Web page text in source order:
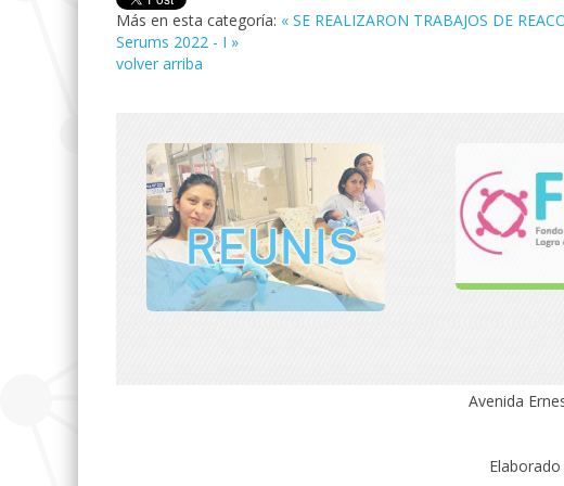
Más en esta categoría: « SE REALIZARON TRABAJOS DE
Serums 2022 - I »
volver arriba
Avenida